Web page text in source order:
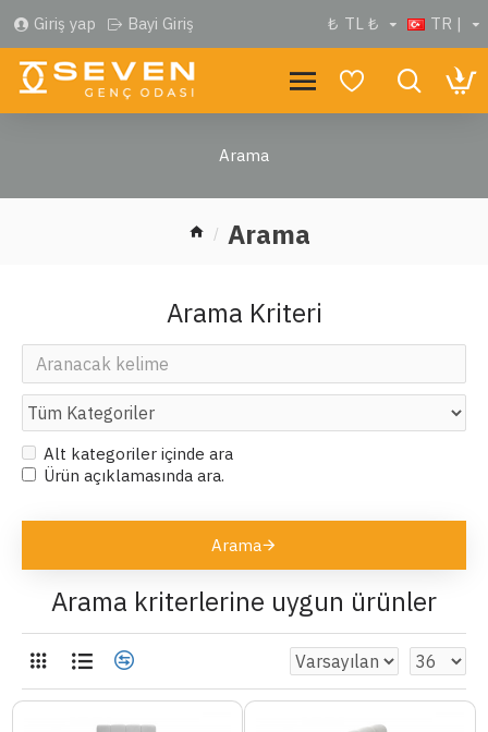
Giriş yap Bayi Giriş ₺ TL ₺ TR |
Arama
Arama
Arama Kriteri
Alt kategoriler içinde ara
Ürün açıklamasında ara.
Arama
Arama kriterlerine uygun ürünler